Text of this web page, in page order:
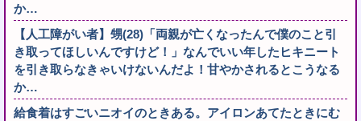
か…
【人工障がい者】甥(28)「両親が亡くなったんで僕のこと引
き取ってほしいんですけど！」なんでいい年したヒキニート
を引き取らなきゃいけないんだよ！甘やかされるとこうなる
か…
給食着はすごいニオイのときある。アイロンあてたときにむ